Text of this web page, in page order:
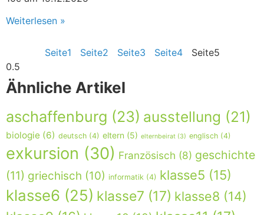
Weiterlesen »
Seite1 Seite2 Seite3 Seite4 Seite5
Ähnliche Artikel
aschaffenburg (23) ausstellung (21)
biologie (6) deutsch (4) eltern (5) elternbeirat (3) englisch (4)
exkursion (30) Französisch (8) geschichte
(11) griechisch (10) informatik (4) klasse5 (15)
klasse6 (25) klasse7 (17) klasse8 (14)